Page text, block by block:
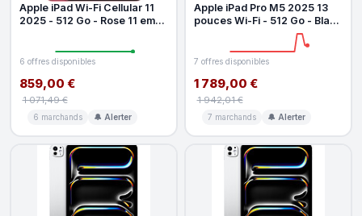
Apple iPad Wi-Fi Cellular 11
2025 - 512 Go - Rose 11 eme
6 offres disponibles
859,00 €
1 071,49 €
6 marchands 🔔 Alerter
Apple iPad Pro M5 2025 13
pouces Wi-Fi - 512 Go - Black
7 offres disponibles
1 789,00 €
1 942,01 €
7 marchands 🔔 Alerter